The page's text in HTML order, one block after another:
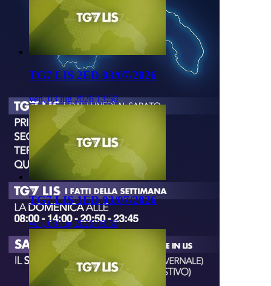
TG7 LIS 2ED 03/07/2026
ven, 03 lug 2026 13:50
TG7 LIS 1ED 03/07/2026
ven, 03 lug 2026 09:50